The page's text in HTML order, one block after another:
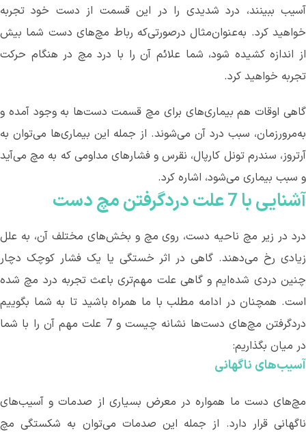
آسیب ببینند، درد شدیدی را در این قسمت از دست خود تجربه
خواهید کرد. به‌عنوان‌مثال درصورتی‌که رباط مچ‌های دست شما بیش
از اندازه کشیده شود، شما علائم آن را با درد مچ در هنگام حرکت
تجربه خواهید کرد.
گاهی اوقات هم بیماریهای برای مچ قسمت دست‌ها به وجود آمده و
به‌مرورزمان، سبب درد آن میشوند. از جمله این بیماریها میتوان به
آرتروز، سندرم تونل کارپال، نقرس و فشارهای مداومی که به مچ میآید
و سبب بیماری میشود، اشاره کرد.
آشناییبا علتدردگرفتنمچدست
درد در زیر مچ ناحیه دست، روی مچ و بخشهای مختلف آن، به علل
زیادی رخ میدهند. گاهی در اثر خستگی یا یک فشار کوچک دچار
چنین دردی شدهایم و گاهی علت مهمتری باعث تجربه درد مچ شده
است. همچنان در ادامه مطلب با ما همراه باشید تا به شما بگوییم
دردگرفتن مچ‌های دست‌ها نشانه چیست و 7 علت مهم آن را با شما
در میان بگذاریم:
آسیبهای ناگهانی
مچ‌های دست ما همواره در معرض بسیاری از صدمات و آسیبهای
ناگهانی قرار دارد. از جمله این صدمات میتوان به شکستگی مچ